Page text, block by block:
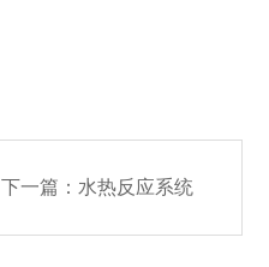
下一篇： 水热反应系统